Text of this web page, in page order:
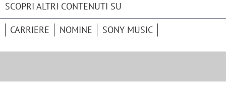
SCOPRI ALTRI CONTENUTI SU
CARRIERE NOMINE SONY MUSIC